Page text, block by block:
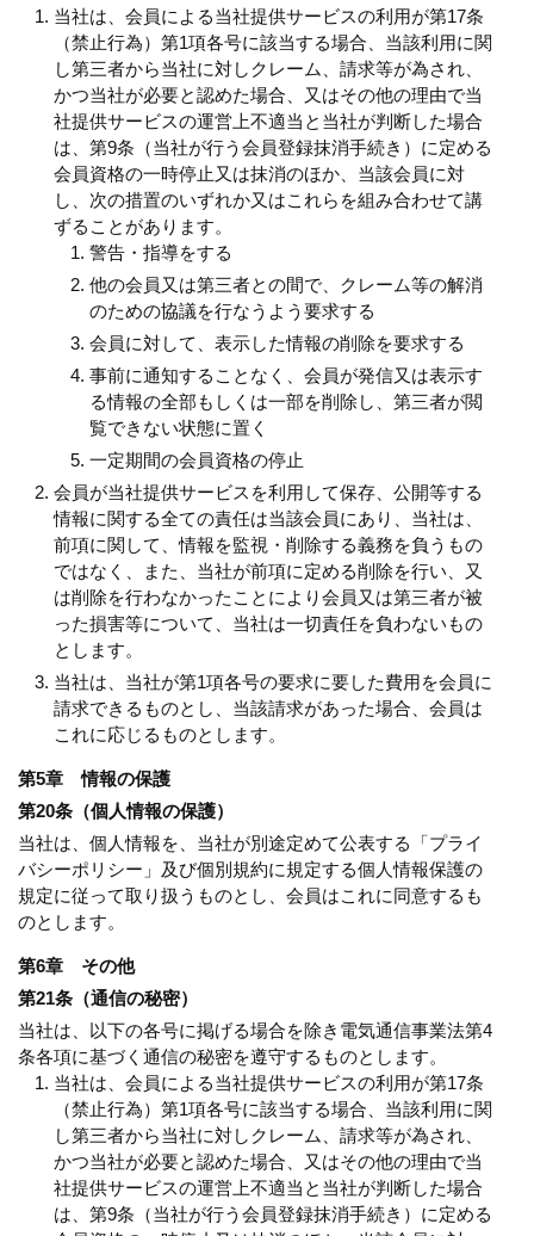
当社は、会員による当社提供サービスの利用が第17条
（禁止行為）第1項各号に該当する場合、当該利用に関
し第三者から当社に対しクレーム、請求等が為され、
かつ当社が必要と認めた場合、又はその他の理由で当
社提供サービスの運営上不適当と当社が判断した場合
は、第9条（当社が行う会員登録抹消手続き）に定める
会員資格の一時停止又は抹消のほか、当該会員に対
し、次の措置のいずれか又はこれらを組み合わせて講
ずることがあります。
警告・指導をする
他の会員又は第三者との間で、クレーム等の解消
のための協議を行なうよう要求する
会員に対して、表示した情報の削除を要求する
事前に通知することなく、会員が発信又は表示す
る情報の全部もしくは一部を削除し、第三者が閲
覧できない状態に置く
一定期間の会員資格の停止
会員が当社提供サービスを利用して保存、公開等する
情報に関する全ての責任は当該会員にあり、当社は、
前項に関して、情報を監視・削除する義務を負うもの
ではなく、また、当社が前項に定める削除を行い、又
は削除を行わなかったことにより会員又は第三者が被
った損害等について、当社は一切責任を負わないもの
とします。
当社は、当社が第1項各号の要求に要した費用を会員に
請求できるものとし、当該請求があった場合、会員は
これに応じるものとします。
第5章 情報の保護
第20条（個人情報の保護）
当社は、個人情報を、当社が別途定めて公表する「プライ
バシーポリシー」及び個別規約に規定する個人情報保護の
規定に従って取り扱うものとし、会員はこれに同意するも
のとします。
第6章 その他
第21条（通信の秘密）
当社は、以下の各号に掲げる場合を除き電気通信事業法第4
条各項に基づく通信の秘密を遵守するものとします。
当社は、会員による当社提供サービスの利用が第17条
（禁止行為）第1項各号に該当する場合、当該利用に関
し第三者から当社に対しクレーム、請求等が為され、
かつ当社が必要と認めた場合、又はその他の理由で当
社提供サービスの運営上不適当と当社が判断した場合
は、第9条（当社が行う会員登録抹消手続き）に定める